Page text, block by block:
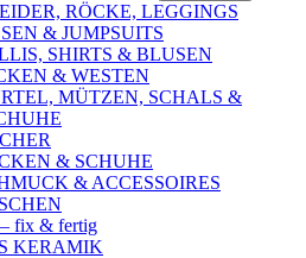
RÖCKE, LEGGINGS
& JUMPSUITS
SHIRTS & BLUSEN
& WESTEN
MÜTZEN, SCHALS &
& SCHUHE
& ACCESSOIRES
fix & fertig
KERAMIK